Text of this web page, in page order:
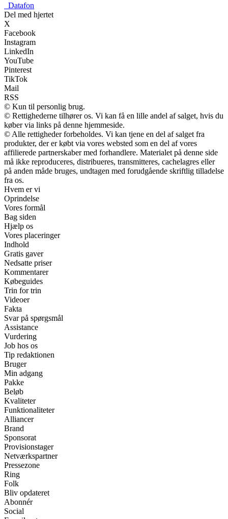
Datafon
Del med hjertet
X
Facebook
Instagram
LinkedIn
YouTube
Pinterest
TikTok
Mail
RSS
© Kun til personlig brug.
© Rettighederne tilhører os. Vi kan få en lille andel af salget, hvis du
køber via links på denne hjemmeside.
© Alle rettigheder forbeholdes. Vi kan tjene en del af salget fra
produkter, der er købt via vores websted som en del af vores
affilierede partnerskaber med forhandlere. Materialet på denne side
må ikke reproduceres, distribueres, transmitteres, cachelagres eller
på anden måde bruges, undtagen med forudgående skriftlig tilladelse
fra os.
Hvem er vi
Oprindelse
Vores formål
Bag siden
Hjælp os
Vores placeringer
Indhold
Gratis gaver
Nedsatte priser
Kommentarer
Købeguides
Trin for trin
Videoer
Fakta
Svar på spørgsmål
Assistance
Vurdering
Job hos os
Tip redaktionen
Bruger
Min adgang
Pakke
Beløb
Kvaliteter
Funktionaliteter
Alliancer
Brand
Sponsorat
Provisionstager
Netværkspartner
Pressezone
Ring
Folk
Bliv opdateret
Abonnér
Social